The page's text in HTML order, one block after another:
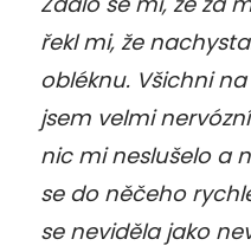
řekl mi, že
obléknu. Všichni
jsem velmi
nic mi neslušelo a
se do něčeho
se neviděla jako